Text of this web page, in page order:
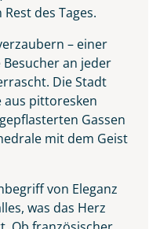
des Tages.
– einer
an jeder
Die Stadt
aus pittoresken
Gassen
mit dem Geist
von Eleganz
was das Herz